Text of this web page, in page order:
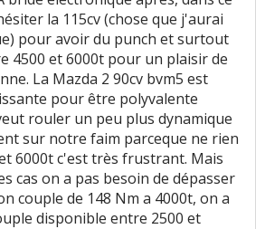
la 115cv (chose que j'aurai
pour avoir du punch et surtout
4500 et 6000t pour un plaisir de
La Mazda 2 90cv bvm5 est
pour être polyvalente
rouler un peu plus dynamique
sur notre faim parceque ne rien
6000t c'est très frustrant. Mais
cas on a pas besoin de dépasser
couple de 148 Nm a 4000t, on a
disponible entre 2500 et